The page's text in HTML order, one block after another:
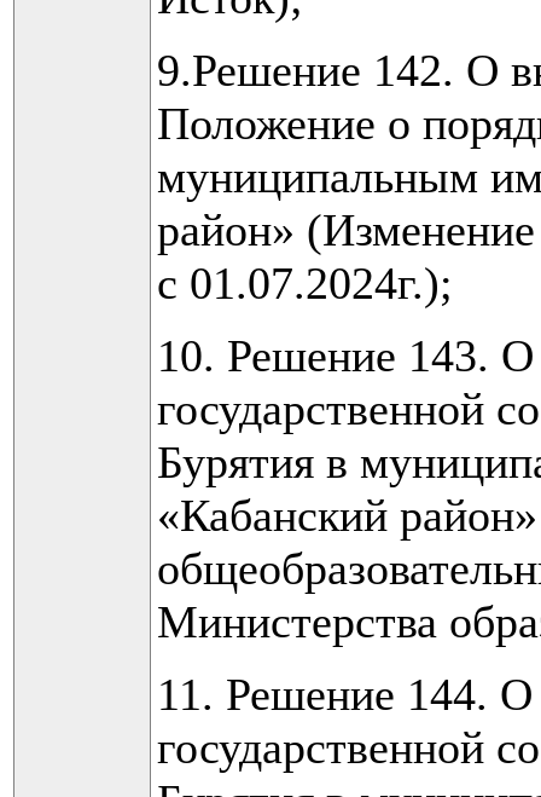
9.Решение 142. О
Положение о
муниципальным
район» (Изменение
с 01.07.2024г.);
10. Решение 143.
государственной
Бурятия в
«Кабанский
Министерства
11. Решение 144.
государственной